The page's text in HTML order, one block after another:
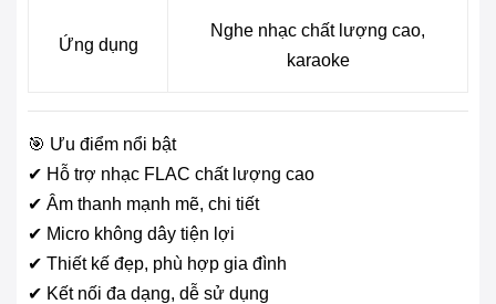
Ứng dụng
Nghe nhạc chất lượng cao,
karaoke
🎯 Ưu điểm nổi bật
✔ Hỗ trợ nhạc FLAC chất lượng cao
✔ Âm thanh mạnh mẽ, chi tiết
✔ Micro không dây tiện lợi
✔ Thiết kế đẹp, phù hợp gia đình
✔ Kết nối đa dạng, dễ sử dụng